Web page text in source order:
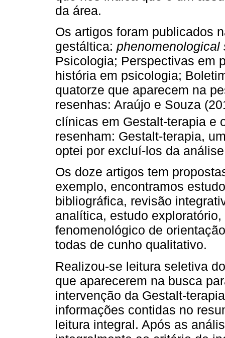
da área.
Os artigos foram publicados
gestáltica: phenomenological
Psicologia; Perspectivas em
história em psicologia;
quatorze que aparecem na
resenhas: Araújo e Souza
clínicas em Gestalt-terapia e
resenham: Gestalt-terapia,
optei por excluí-los da
Os doze artigos tem
exemplo, encontramos
bibliográfica, revisão
analítica, estudo
fenomenológico de
todas de cunho qualitativo.
Realizou-se leitura seletiva
que aparecerem na busca
intervenção da Gestalt-
informações contidas no
leitura integral. Após as